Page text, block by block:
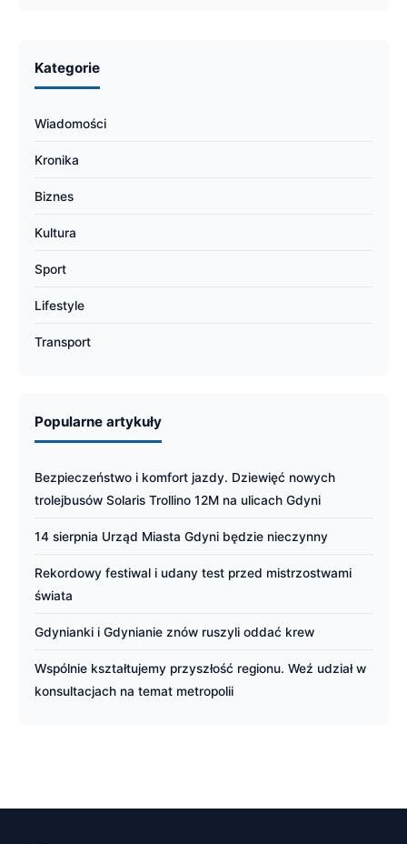
Kategorie
Wiadomości
Kronika
Biznes
Kultura
Sport
Lifestyle
Transport
Popularne artykuły
Bezpieczeństwo i komfort jazdy. Dziewięć nowych
trolejbusów Solaris Trollino 12M na ulicach Gdyni
14 sierpnia Urząd Miasta Gdyni będzie nieczynny
Rekordowy festiwal i udany test przed mistrzostwami
świata
Gdynianki i Gdynianie znów ruszyli oddać krew
Wspólnie kształtujemy przyszłość regionu. Weź udział w
konsultacjach na temat metropolii